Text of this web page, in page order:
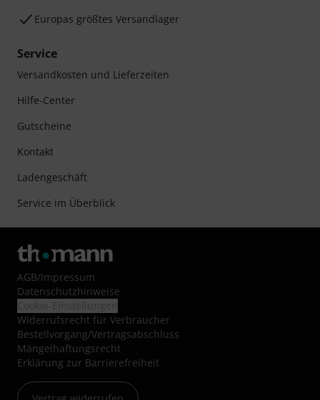
Europas größtes Versandlager
Service
Versandkosten und Lieferzeiten
Hilfe-Center
Gutscheine
Kontakt
Ladengeschäft
Service im Überblick
AGB/Impressum
Datenschutzhinweise
Widerrufsrecht für Verbraucher
Bestellvorgang/Vertragsabschluss
Mängelhaftungsrecht
Erklärung zur Barrierefreiheit